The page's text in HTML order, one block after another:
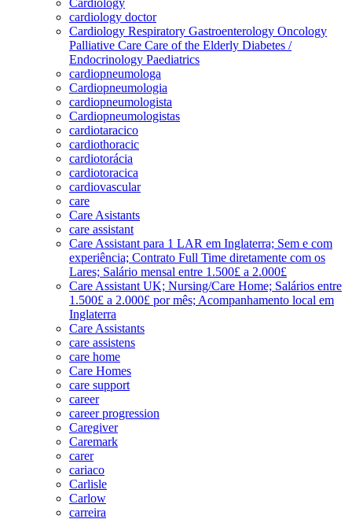
cardiology doctor
Cardiology Respiratory Gastroenterology Oncology
Palliative Care Care of the Elderly Diabetes /
Endocrinology Paediatrics
cardiopneumologa
Cardiopneumologia
cardiopneumologista
Cardiopneumologistas
cardiotaracico
cardiothoracic
cardiotorácia
cardiotoracica
cardiovascular
care
Care Asistants
care assistant
Care Assistant para 1 LAR em Inglaterra; Sem e com
experiência; Contrato Full Time diretamente com os
Lares; Salário mensal entre 1.500£ a 2.000£
Care Assistant UK; Nursing/Care Home; Salários entre
1.500£ a 2.000£ por mês; Acompanhamento local em
Inglaterra
Care Assistants
care assistens
care home
Care Homes
care support
career
career progression
Caregiver
Caremark
carer
cariaco
Carlisle
Carlow
carreira